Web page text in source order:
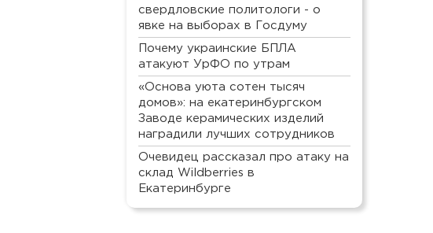
свердловские политологи - о
явке на выборах в Госдуму
Почему украинские БПЛА
атакуют УрФО по утрам
«Основа уюта сотен тысяч
домов»: на екатеринбургском
Заводе керамических изделий
наградили лучших сотрудников
Очевидец рассказал про атаку на
склад Wildberries в
Екатеринбурге